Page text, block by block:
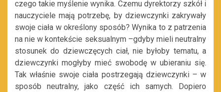
czego takie myślenie wynika. Czemu dyrektorzy szkół i
nauczyciele mają potrzebę, by dziewczynki zakrywały
swoje ciała w określony sposób? Wynika to z patrzenia
na nie w kontekście seksualnym –gdyby mieli neutralny
stosunek do dziewczęcych ciał, nie byłoby tematu, a
dziewczynki mogłyby mieć swobodę w ubieraniu się.
Tak właśnie swoje ciała postrzegają dziewczynki – w
sposób neutralny, jako część ich samych. Dopiero